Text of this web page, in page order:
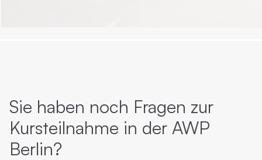
Sie haben noch Fragen zur
Kursteilnahme in der AWP
Berlin?